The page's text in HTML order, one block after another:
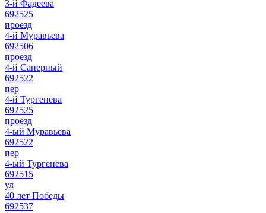
3-й Фадеева
692525
проезд
4-й Муравьева
692506
проезд
4-й Саперный
692522
пер
4-й Тургенева
692525
проезд
4-ый Муравьева
692522
пер
4-ый Тургенева
692515
ул
40 лет Победы
692537